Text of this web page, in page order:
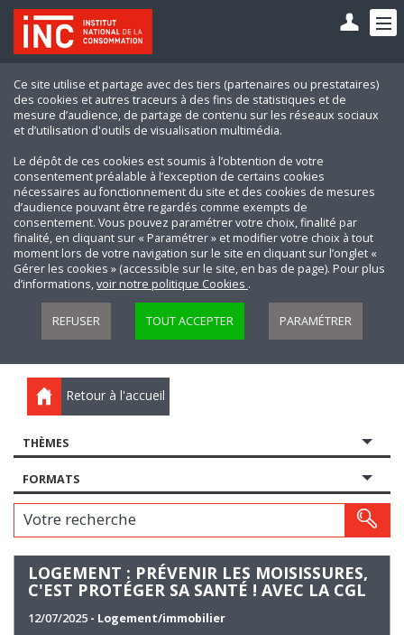
Ce site utilise et partage avec des tiers (partenaires ou prestataires)
des cookies et autres traceurs à des fins de statistiques et de
mesure d’audience, de partage de contenu sur les réseaux sociaux
et d’utilisation d'outils de visualisation multimédia.
Le dépôt de ces cookies est soumis à l’obtention de votre
consentement préalable à l’exception de certains cookies
nécessaires au fonctionnement du site et des cookies de mesures
d’audience pouvant être regardés comme exempts de
consentement. Vous pouvez paramétrer votre choix, finalité par
finalité, en cliquant sur « Paramétrer » et modifier votre choix à tout
moment lors de votre navigation sur le site en cliquant sur l’onglet «
Gérer les cookies » (accessible sur le site, en bas de page). Pour plus
d’informations,voir notre politique Cookies .
REFUSER TOUT ACCEPTER PARAMÉTRER
Retour à l'accueil
THÈMES
FORMATS
Votre recherche
LOGEMENT : PRÉVENIR LES MOISISSURES,
C'EST PROTÉGER SA SANTÉ ! AVEC LA CGL
12/07/2025 - Logement/immobilier